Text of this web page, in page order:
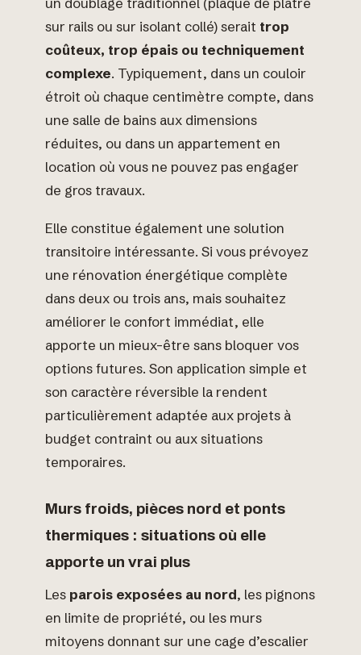
sur rails ou sur isolant collé) serait trop
coûteux, trop épais ou techniquement
complexe. Typiquement, dans un couloir
étroit où chaque centimètre compte, dans
une salle de bains aux dimensions
réduites, ou dans un appartement en
location où vous ne pouvez pas engager
de gros travaux.
Elle constitue également une solution
transitoire intéressante. Si vous prévoyez
une rénovation énergétique complète
dans deux ou trois ans, mais souhaitez
améliorer le confort immédiat, elle
apporte un mieux-être sans bloquer vos
options futures. Son application simple et
son caractère réversible la rendent
particulièrement adaptée aux projets à
budget contraint ou aux situations
temporaires.
Murs froids, pièces nord et ponts
thermiques : situations où elle
apporte un vrai plus
Les parois exposées au nord, les pignons
en limite de propriété, ou les murs
mitoyens donnant sur une cage d’escalier